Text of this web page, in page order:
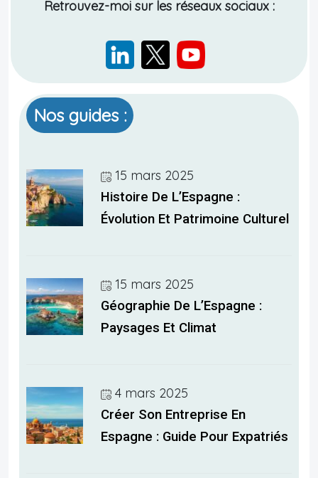
Retrouvez-moi sur les réseaux sociaux :
Nos guides :
15 mars 2025
Histoire De L’Espagne :
Évolution Et Patrimoine Culturel
15 mars 2025
Géographie De L’Espagne :
Paysages Et Climat
4 mars 2025
Créer Son Entreprise En
Espagne : Guide Pour Expatriés